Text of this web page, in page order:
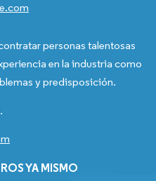
personas talentosas
en la industria como
y predisposición.
YA MISMO